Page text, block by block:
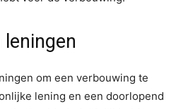
om een verbouwing te
lening en een doorlopend